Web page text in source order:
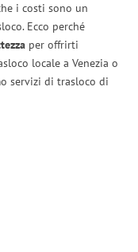
i costi sono un
Ecco perché
per offrirti
locale a Venezia o
servizi di trasloco di